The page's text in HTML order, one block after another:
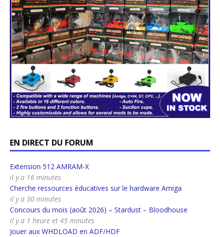
EN DIRECT DU FORUM
Extension 512 AMRAM-X
il y a 16 minutes
Cherche ressources éducatives sur le hardware Amiga
il y a 30 minutes
Concours du mois (août 2026) – Stardust – Bloodhouse
il y a 1 heure et 45 minutes
Jouer aux WHDLOAD en ADF/HDF